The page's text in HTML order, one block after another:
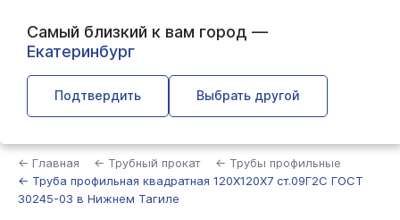
Самый близкий к вам город —
Екатеринбург
Подтвердить Выбрать другой
← Главная ← Трубный прокат
← Трубы профильные
← Труба профильная квадратная 120Х120Х7 ст.09Г2С ГОСТ
30245-03 в Нижнем Тагиле